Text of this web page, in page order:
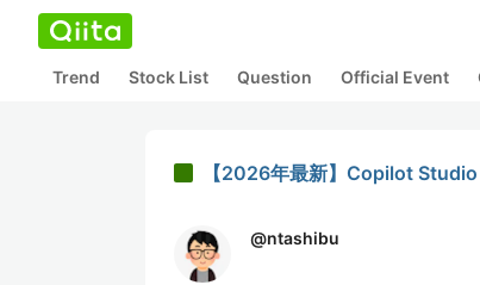
Trend Stock List Question Official Event
【2026年最新】Copilot
@ntashibu